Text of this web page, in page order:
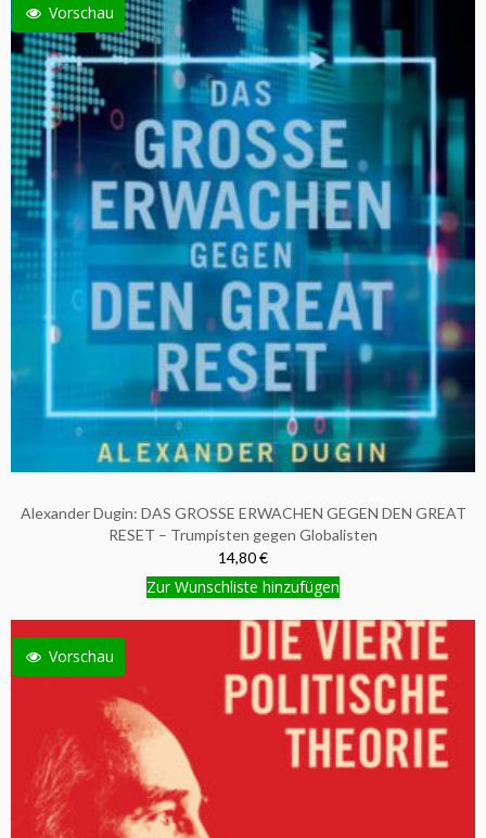
Vorschau
Alexander Dugin: DAS GROSSE ERWACHEN GEGEN DEN GREAT
RESET – Trumpisten gegen Globalisten
14,80 €
Zur Wunschliste hinzufügen
Vorschau